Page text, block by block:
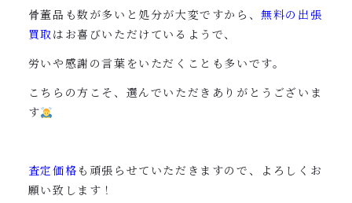
骨董品も数が多いと処分が大変ですから、無料の出張
買取はお喜びいただけているようで、
労いや感謝の言葉をいただくことも多いです。
こちらの方こそ、選んでいただきありがとうございま
す
査定価格 も頑張らせていただきますので、よろしくお
願い致します！